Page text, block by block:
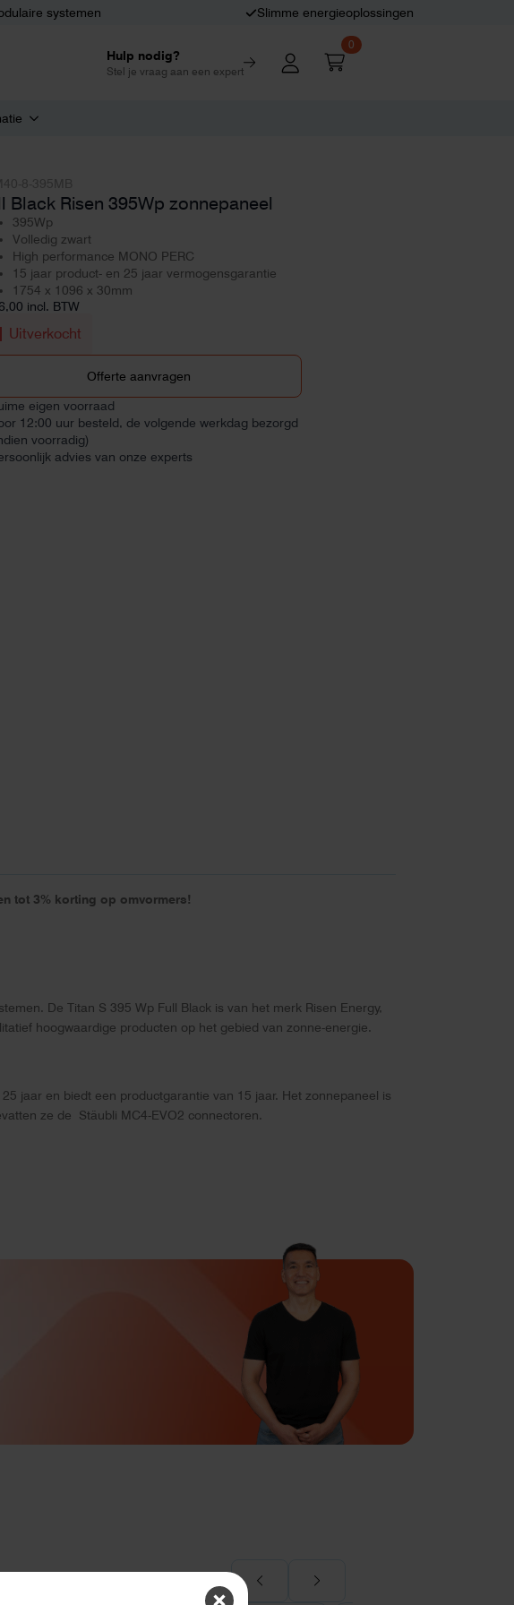
systemen Slimme energieoplossingen
Hulp nodig?
Stel je vraag aan een expert
0
Black Risen 395Wp zonnepaneel
395Wp
Volledig zwart
High performance MONO PERC
15 jaar product- en 25 jaar vermogensgarantie
1754 x 1096 x 30mm
incl. BTW
Uitverkocht
Offerte aanvragen
eigen voorraad
12:00 uur besteld, de volgende werkdag bezorgd
voorradig)
advies van onze experts
tot 3% korting op omvormers!
De Titan S 395 Wp Full Black is van het merk Risen Energy,
hoogwaardige producten op het gebied van zonne-energie.
jaar en biedt een productgarantie van 15 jaar. Het zonnepaneel is
ze de Stäubli MC4-EVO2 connectoren.